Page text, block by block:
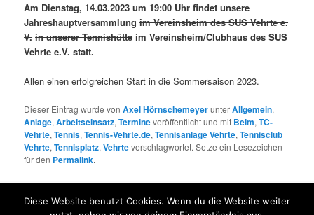
Am Dienstag, 14.03.2023 um 19:00 Uhr findet unsere
Jahreshauptversammlungim Vereinsheim des SUS Vehrte e.
V. in unserer Tennishütte im Vereinsheim/Clubhaus des SUS
Vehrte e.V. statt.
Allen einen erfolgreichen Start in die Sommersaison 2023.
Dieser Eintrag wurde vonAxel HörnschemeyerunterAllgemein,
Anlage,Arbeitseinsatz,Termineveröffentlicht und mit Belm,TC-
Vehrte,Tennis,Tennis-Vehrte.de,Tennisanlage Vehrte,Tennisclub
Vehrte,Tennisplatz,Vehrteverschlagwortet. Setze ein Lesezeichen
für den Permalink.
© www.tennis-vehrte.de
Diese Website benutzt Cookies. Wenn du die Website weiter